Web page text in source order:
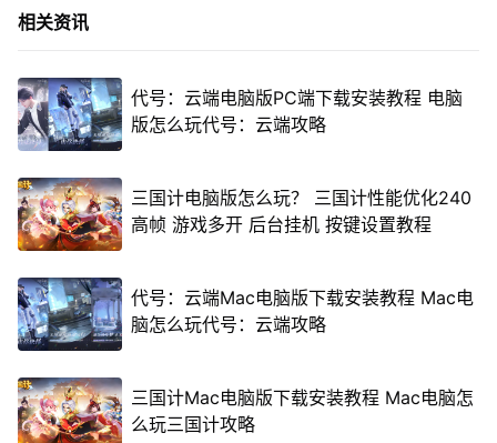
相关资讯
代号：云端电脑版PC端下载安装教程 电脑
版怎么玩代号：云端攻略
三国计电脑版怎么玩？ 三国计性能优化240
高帧 游戏多开 后台挂机 按键设置教程
代号：云端Mac电脑版下载安装教程 Mac电
脑怎么玩代号：云端攻略
三国计Mac电脑版下载安装教程 Mac电脑怎
么玩三国计攻略